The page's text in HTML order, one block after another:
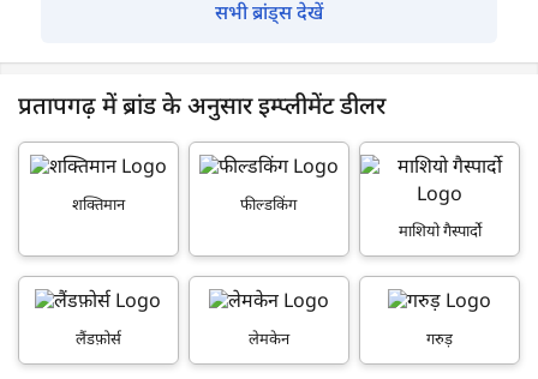
सभी ब्रांड्स देखें
प्रतापगढ़ में ब्रांड के अनुसार इम्प्लीमेंट डीलर
शक्तिमान
फील्डकिंग
माशियो गैस्पार्दो
लैंडफ़ोर्स लेमकेन गरुड़